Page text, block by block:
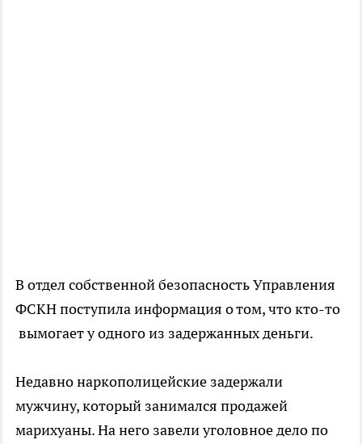
В отдел собственной безопасность Управления
ФСКН поступила информация о том, что кто-то
вымогает у одного из задержанных деньги.
Недавно наркополицейские задержали
мужчину, который занимался продажей
марихуаны. На него завели уголовное дело по